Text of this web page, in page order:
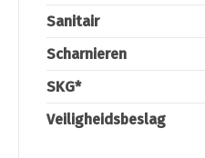
Sanitair
Scharnieren
SKG*
Veiligheidsbeslag